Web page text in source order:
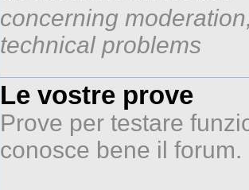
concerning
technical problems
Le vostre prove
Prove per testare
conosce bene il forum.